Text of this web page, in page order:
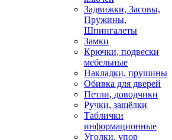
Задвижки, Засовы,
Пружины,
Шпингалеты
Замки
Крючки, подвески
мебельные
Накладки, прушины
Обивка для дверей
Петли, доводчики
Ручки, защёлки
Таблички
информационные
Уголки, упор